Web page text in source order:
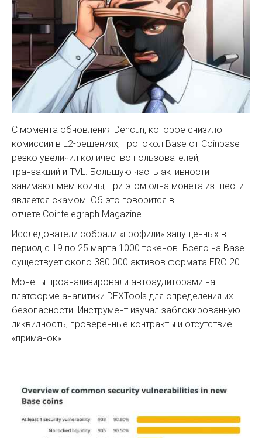
С момента обновления Dencun, которое снизило
комиссии в L2-решениях, протокол Base от Coinbase
резко увеличил количество пользователей,
транзакций и TVL. Большую часть активности
занимают мем-коины, при этом одна монета из шести
является скамом. Об это говорится в
отчете Cointelegraph Magazine.
Исследователи собрали «профили» запущенных в
период с 19 по 25 марта 1000 токенов. Всего на Base
существует около 380 000 активов формата ERC-20.
Монеты проанализировали автоаудиторами на
платформе аналитики DEXTools для определения их
безопасности. Инструмент изучал заблокированную
ликвидность, проверенные контракты и отсутствие
«приманок».